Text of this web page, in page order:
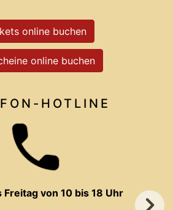
online buchen
online buchen
HOTLINE
Freitag von 10 bis 18 Uhr